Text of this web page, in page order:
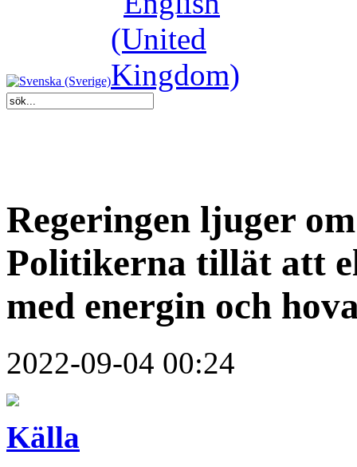
Regeringen ljuger
Politikerna tillät att
med energin och
2022-09-04 00:24
Källa